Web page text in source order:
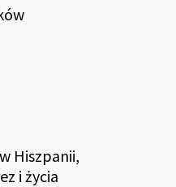
Hiszpanii,
i życia